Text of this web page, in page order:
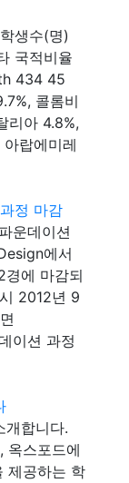
생수(명)
국적비율
434 45
콜롬비
리아 4.8%,
랍에미레
정 마감
운데이션
에서
에 마감되
2012년 9
이션 과정
합니다.
옥스포드에
제공하는 학